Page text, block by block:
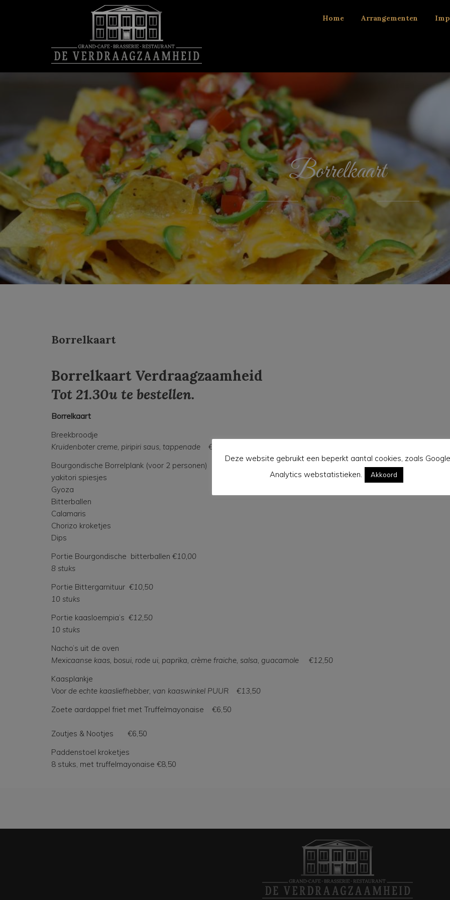
Home Arrangementen
Borrelkaart
Borrelkaart
Borrelkaart Verdraagzaamheid
Tot 21.30u te bestellen.
Borrelkaart
Breekbroodje
Kruidenboter creme, piripiri saus, tappenade €7,50
Bourgondische Borrelplank (voor 2 personen) €23,50
yakitori spiesjes
Gyoza
Bitterballen
Calamaris
Chorizo kroketjes
Dips
Portie Bourgondische bitterballen €10,00
8 stuks
Portie Bittergarnituur €10,50
10 stuks
Portie kaasloempia’s €12,50
10 stuks
Nacho’s uit de oven
Mexicaanse kaas, bosui, rode ui, paprika, crème fraiche, salsa, guacamole €12,50
Kaasplankje
Voor de echte kaasliefhebber, van kaaswinkel PUUR €13,50
Zoete aardappel friet met Truffelmayonaise €6,50
Zoutjes & Nootjes €6,50
Paddenstoel kroketjes
8 stuks, met truffelmayonaise €8,50
Deze website gebruikt een beperkt aantal cookies, zoals Google
Analytics webstatistieken.
Akkoord